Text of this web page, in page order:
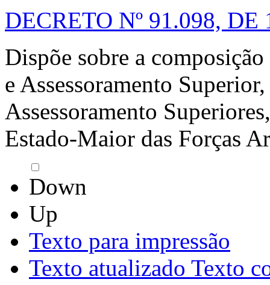
DECRETO Nº 91.098,
Dispõe sobre a
e Assessoramento
Assessoramento
Estado-Maior das Forças
Down
Up
Texto para impressão
Texto atualizado Texto